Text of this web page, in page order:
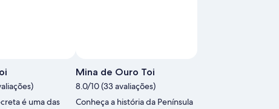
é uma das
Mina de Ouro Toi
8.0/10 (33 avaliações)
Conheça a história da Península